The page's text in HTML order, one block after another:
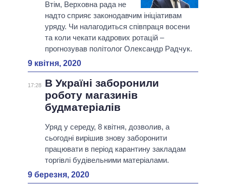
Втім, Верховна рада не
надто сприяє законодавчим ініціативам
уряду. Чи налагодиться співпраця восени
та коли чекати кадрових ротацій –
прогнозував політолог Олександр Радчук.
9 квітня, 2020
17:28
В Україні заборонили
роботу магазинів
будматеріалів
Уряд у середу, 8 квітня, дозволив, а
сьогодні вирішив знову заборонити
працювати в період карантину закладам
торгівлі будівельними матеріалами.
9 березня, 2020